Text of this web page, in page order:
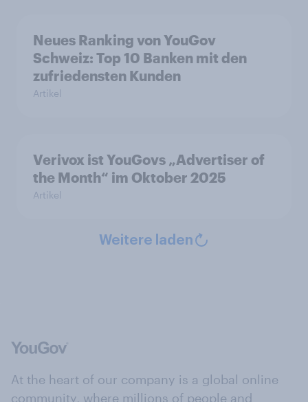
Neues Ranking von YouGov
Schweiz: Top 10 Banken mit den
zufriedensten Kunden
Artikel
Verivox ist YouGovs „Advertiser of
the Month“ im Oktober 2025
Artikel
Weitere laden
At the heart of our company is a global online
community, where millions of people and